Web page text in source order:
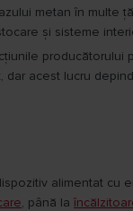
metan în multe
și sisteme
acest lucru
alimentat cu
, până la